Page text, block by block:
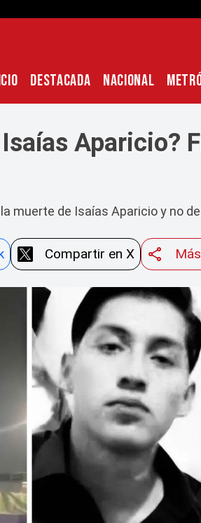
DESTACADA NACIONAL
Aparicio?
muerte de Isaías Aparicio y no
Compartir en X